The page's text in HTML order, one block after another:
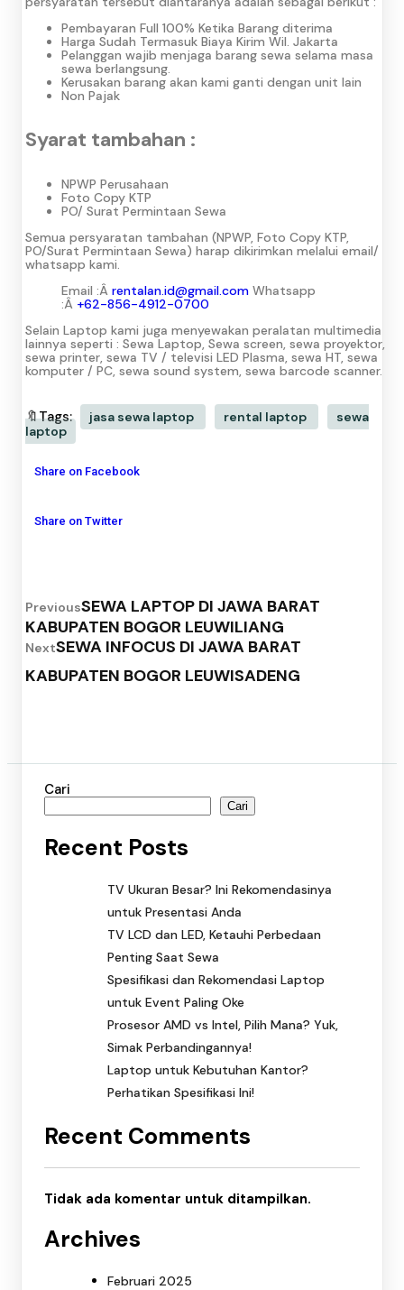
Pembayaran Full 100% Ketika Barang diterima
Harga Sudah Termasuk Biaya Kirim Wil. Jakarta
Pelanggan wajib menjaga barang sewa selama masa
sewa berlangsung.
Kerusakan barang akan kami ganti dengan unit lain
Non Pajak
Syarat tambahan :
NPWP Perusahaan
Foto Copy KTP
PO/ Surat Permintaan Sewa
Semua persyaratan tambahan (NPWP, Foto Copy KTP,
PO/Surat Permintaan Sewa) harap dikirimkan melalui email/
whatsapp kami.
Email :Â rentalan.id@gmail.com Whatsapp
:Â +62-856-4912-0700
Selain Laptop kami juga menyewakan peralatan multimedia
lainnya seperti : Sewa Laptop, Sewa screen, sewa proyektor,
sewa printer, sewa TV / televisi LED Plasma, sewa HT, sewa
komputer / PC, sewa sound system, sewa barcode scanner.
🔖Tags: jasa sewa laptop rental laptop
sewa
laptop
Share on Facebook
Share on Twitter
PreviousSEWA LAPTOP DI JAWA BARAT
KABUPATEN BOGOR LEUWILIANG
NextSEWA INFOCUS DI JAWA BARAT
KABUPATEN BOGOR LEUWISADENG
Cari
Cari
Recent Posts
TV Ukuran Besar? Ini Rekomendasinya
untuk Presentasi Anda
TV LCD dan LED, Ketauhi Perbedaan
Penting Saat Sewa
Spesifikasi dan Rekomendasi Laptop
untuk Event Paling Oke
Prosesor AMD vs Intel, Pilih Mana? Yuk,
Simak Perbandingannya!
Laptop untuk Kebutuhan Kantor?
Perhatikan Spesifikasi Ini!
Recent Comments
Tidak ada komentar untuk ditampilkan.
Archives
Februari 2025